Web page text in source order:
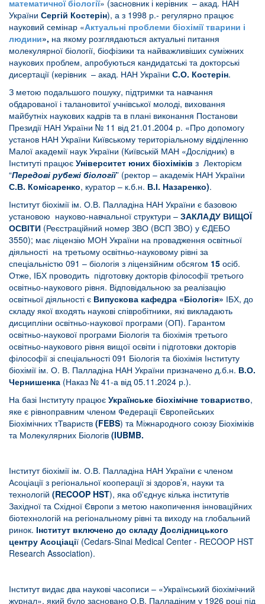
математичної біології» (засновник і керівник – акад. НАН
України Сергій Костерін), а з 1998 р.- регулярно працює
науковий семінар «Актуальні проблеми біохімії тварини і
людини», на якому розглядаються актуальні питання
молекулярної біології, біофізики та найважливіших суміжних
наукових проблем, апробуються кандидатські та докторські
дисертації (керівник – акад. НАН України С.О. Костерін.
З метою подальшого пошуку, підтримки та навчання
обдарованої і талановитої учнівської молоді, виховання
майбутніх наукових кадрів та в плані виконання Постанови
Президії НАН України № 11 від 21.01.2004 р. «Про допомогу
установ НАН України Київському територіальному відділенню
Малої академії наук України (Київській МАН «Дослідник) в
Інституті працює Університет юних біохіміків з Лекторієм
“Передові рубежі біології” (ректор – академік НАН України
С.В. Комісаренко, куратор – к.б.н. В.І. Назаренко).
Інститут біохімії ім. О.В. Палладіна НАН України є базовою
установою науково-навчальної структури – ЗАКЛАДУ ВИЩОЇ
ОСВІТИ (Реєстраційний номер ЗВО (ВСП ЗВО) у ЄДЕБО
3550); має ліцензію МОН України на провадження освітньої
діяльності на третьому освітньо-науковому рівні за
спеціальністю 091 – біологія з ліцензійним обсягом 15 осіб.
Отже, ІБХ проводить підготовку докторів філософії третього
освітньо-наукового рівня. Відповідальною за реалізацію
освітньої діяльності є Випускова кафедра «Біологія» ІБХ, до
складу якої входять наукові співробітники, які викладають
дисципліни освітньо-наукової програми (ОП). Гарантом
освітньо-наукової програми Біологія та біохімія третього
освітньо-наукового рівня вищої освіти і підготовки докторів
філософії зі спеціальності 091 Біологія та біохімія Інституту
біохімії ім. О. В. Палладіна НАН України призначено д.б.н. В.О.
Чернишенка (Наказ № 41-а від 05.11.2024 р.).
На базі Інституту працює Українське біохімічне товариство,
яке є рівноправним членом Федерації Європейських
Біохімічних тТвариств (FEBS) та Міжнародного союзу Біохіміків
та Молекулярних Біологів (IUBMB.
Інститут біохімії ім. О.В. Палладіна НАН України є членом
Асоціації з регіональної кооперації зі здоров’я, науки та
технологій (RЕCOOP HST), яка об'єднує кілька інститутів
Західної та Східної Європи з метою накопичення інноваційних
біотехнологій на регіональному рівні та виходу на глобальний
ринок. Інститут включено до складу Дослідницького
центру Асоціації (Cedars-Sinai Medical Center - RЕCOOP HST
Research Association).
Інститут видає два наукові часописи – «Український біохімічний
журнал», який було засновано О.В. Палладіним у 1926 році під